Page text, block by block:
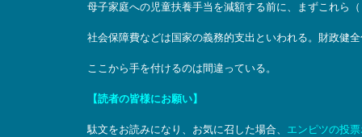
母子家庭への児童扶養手当を減額する前に、まずこれら
社会保障費などは国家の義務的支出といわれる。財政健
ここから手を付けるのは間違っている。
【読者の皆様にお願い】
駄文をお読みになり、お気に召した場合、 エンピツの投